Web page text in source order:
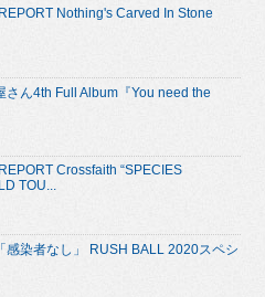
Nothing's Carved In Stone
さん4th Full Album『You need the
Crossfaith “SPECIES
TOU...
感染者なし」 RUSH BALL 2020スペシ